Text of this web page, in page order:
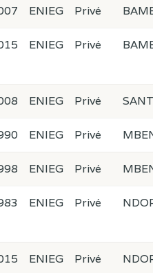
ENIEG Privé
ENIEG Privé
ENIEG Privé
ENIEG Privé
ENIEG Privé
ENIEG Privé
ENIEG Privé